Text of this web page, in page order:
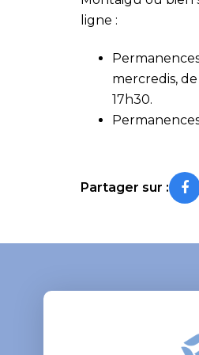
ligne :
mercredis,
17h30.
Partager sur :